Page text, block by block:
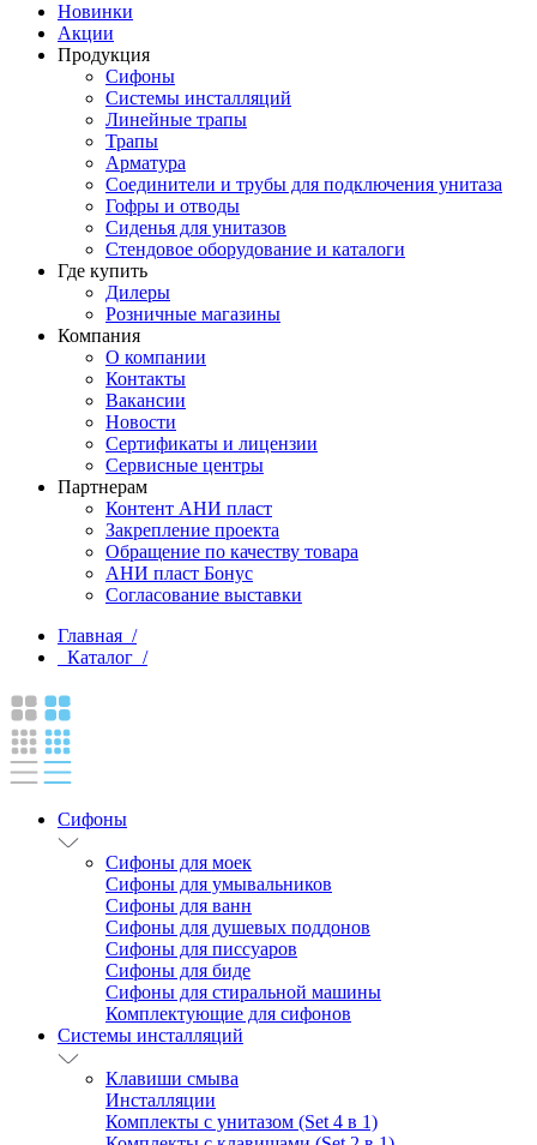
Новинки
Акции
Продукция
Сифоны
Системы инсталляций
Линейные трапы
Трапы
Арматура
Соединители и трубы для подключения унитаза
Гофры и отводы
Сиденья для унитазов
Стендовое оборудование и каталоги
Где купить
Дилеры
Розничные магазины
Компания
О компании
Контакты
Вакансии
Новости
Сертификаты и лицензии
Сервисные центры
Партнерам
Контент АНИ пласт
Закрепление проекта
Обращение по качеству товара
АНИ пласт Бонус
Согласование выставки
Главная /
Каталог /
Сифоны
Сифоны для моек
Сифоны для умывальников
Сифоны для ванн
Сифоны для душевых поддонов
Сифоны для писсуаров
Сифоны для биде
Сифоны для стиральной машины
Комплектующие для сифонов
Системы инсталляций
Клавиши смыва
Инсталляции
Комплекты с унитазом (Set 4 в 1)